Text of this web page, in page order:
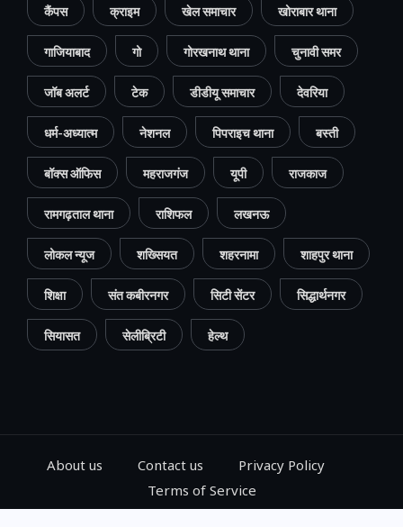
कैंपस क्राइम खेल समाचार खोराबार थाना
गाजियाबाद गो गोरखनाथ थाना चुनावी समर
जॉब अलर्ट टेक डीडीयू समाचार देवरिया
धर्म-अध्यात्म नेशनल पिपराइच थाना बस्ती
बॉक्स ऑफिस महराजगंज यूपी राजकाज
रामगढ़ताल थाना राशिफल लखनऊ
लोकल न्यूज शख्सियत शहरनामा शाहपुर थाना
शिक्षा संत कबीरनगर सिटी सेंटर सिद्धार्थनगर
सियासत सेलीब्रिटी हेल्थ
About us Contact us
Privacy Policy
Terms of Service